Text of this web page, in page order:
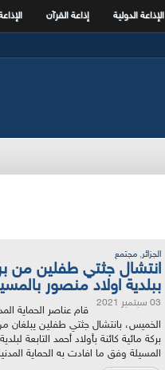
الإذاعة الدولية إذاعة القرآن
الجزائر, مجتمع
انتشال جثتي طفلين من
ببلدية اولاد منصور
03 سبتمبر 2021
قام عناصر الحماية
بركة مائية كائنة بأولاد أحمد التابعة
المسيلة وفق ما افادت به الحماية